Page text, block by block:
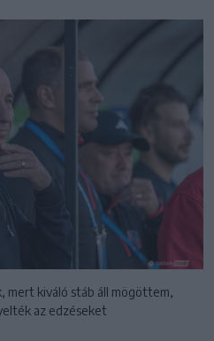
mert kiváló stáb áll mögöttem,
az edzéseket